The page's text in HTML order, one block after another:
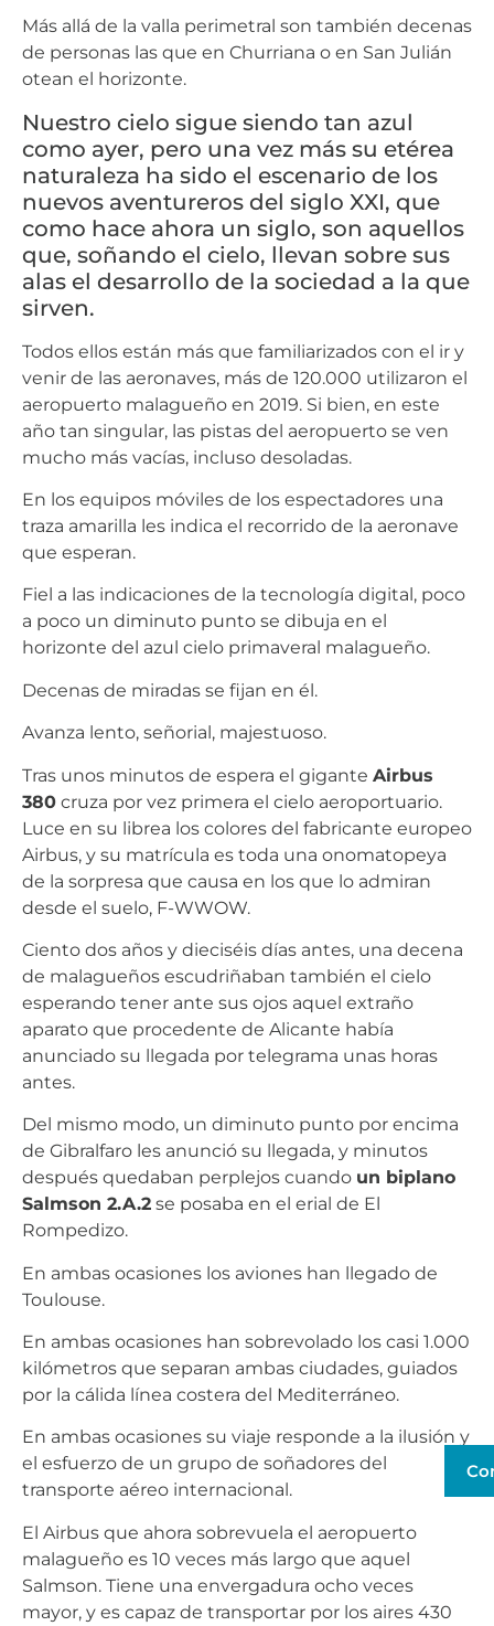
Más allá de la valla perimetral son también decenas
de personas las que en Churriana o en San Julián
otean el horizonte.
Nuestro cielo sigue siendo tan azul
como ayer, pero una vez más su etérea
naturaleza ha sido el escenario de los
nuevos aventureros del siglo XXI, que
como hace ahora un siglo, son aquellos
que, soñando el cielo, llevan sobre sus
alas el desarrollo de la sociedad a la que
sirven.
Todos ellos están más que familiarizados con el ir y
venir de las aeronaves, más de 120.000 utilizaron el
aeropuerto malagueño en 2019. Si bien, en este
año tan singular, las pistas del aeropuerto se ven
mucho más vacías, incluso desoladas.
En los equipos móviles de los espectadores una
traza amarilla les indica el recorrido de la aeronave
que esperan.
Fiel a las indicaciones de la tecnología digital, poco
a poco un diminuto punto se dibuja en el
horizonte del azul cielo primaveral malagueño.
Decenas de miradas se fijan en él.
Avanza lento, señorial, majestuoso.
Tras unos minutos de espera el gigante Airbus
380 cruza por vez primera el cielo aeroportuario.
Luce en su librea los colores del fabricante europeo
Airbus, y su matrícula es toda una onomatopeya
de la sorpresa que causa en los que lo admiran
desde el suelo, F-WWOW.
Ciento dos años y dieciséis días antes, una decena
de malagueños escudriñaban también el cielo
esperando tener ante sus ojos aquel extraño
aparato que procedente de Alicante había
anunciado su llegada por telegrama unas horas
antes.
Del mismo modo, un diminuto punto por encima
de Gibralfaro les anunció su llegada, y minutos
después quedaban perplejos cuando un biplano
Salmson 2.A.2 se posaba en el erial de El
Rompedizo.
En ambas ocasiones los aviones han llegado de
Toulouse.
En ambas ocasiones han sobrevolado los casi 1.000
kilómetros que separan ambas ciudades, guiados
por la cálida línea costera del Mediterráneo.
En ambas ocasiones su viaje responde a la ilusión y
el esfuerzo de un grupo de soñadores del
transporte aéreo internacional.
El Airbus que ahora sobrevuela el aeropuerto
malagueño es 10 veces más largo que aquel
Salmson. Tiene una envergadura ocho veces
mayor, y es capaz de transportar por los aires 430